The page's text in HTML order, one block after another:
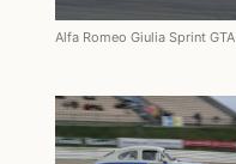
Alfa Romeo Giulia Sprint GTA